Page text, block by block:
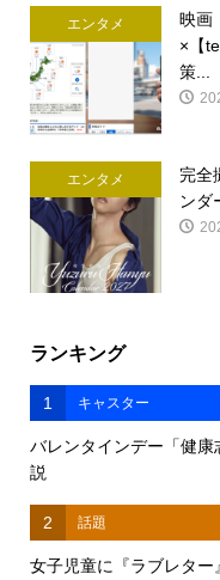
エンタメ
映画
×【
策...
エンタメ
完全
ン
ランキング
1 キャスター
バレンタインデー「健
説
2 話題
女子児童に『ラブレタ